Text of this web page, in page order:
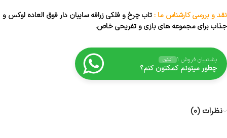
نقد و بررسی کارشناس ما : تاب چرخ و فلکی زرافه سایبان دار فوق العاده لوکس و
جذاب برای مجموعه های بازی و تفریحی خاص.
پشتیبان فروش ۱ آنلاین
چطور میتونم کمکتون کنم؟
نظرات (0)